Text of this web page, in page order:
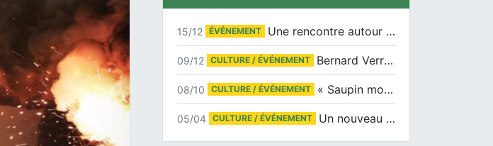
15/12 ÉVÉNEMENT Une rencontre autour de Jean-Claude Suaudeau
09/12 CULTURE / ÉVÉNEMENT Bernard Verret en dédicaces le samedi 13 décembre à l’Espace Culturel Atlantis
08/10 CULTURE / ÉVÉNEMENT « Saupin mon amour » au salon du livre de Trentemoult
05/04 CULTURE / ÉVÉNEMENT Un nouveau tirage pour le Docu-BD